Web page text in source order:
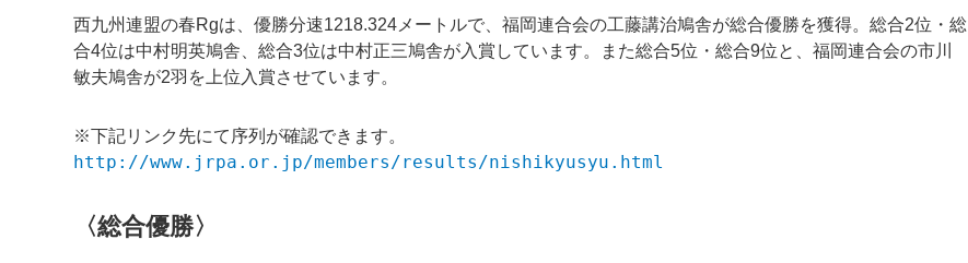
西九州連盟の春Rgは、優勝分速1218.324メートルで、福岡連合会の工藤講治鳩舎が総合優勝を獲得。総合2位・総
合4位は中村明英鳩舎、総合3位は中村正三鳩舎が入賞しています。また総合5位・総合9位と、福岡連合会の市川
敏夫鳩舎が2羽を上位入賞させています。
※下記リンク先にて序列が確認できます。
http://www.jrpa.or.jp/members/results/nishikyusyu.html
〈総合優勝〉